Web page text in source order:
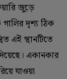
জুড়ে
দৃশ্য ঠিক
এই স্থানটিতে
একানকার
যাওয়া